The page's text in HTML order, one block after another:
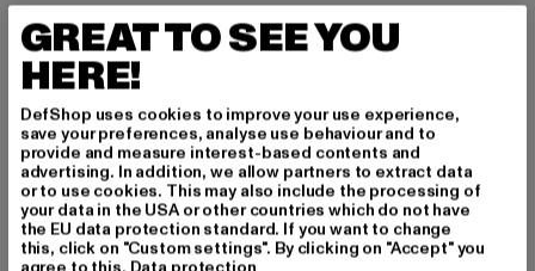
DefundAlife & Kickinbieten hochwertige Tie Dye Hoodies zu
einem fairen Preis. Diese Modelle sind ideal für alle, die auf Stil
und Komfort setzen, ohne das Budget zu belasten.
Styling-Tipps für Tie Dye Hoodies
Lässig mit Jeans und Sneakers
Für einen entspannten Look kombinierst du deinen Tie Dye
Hoodie am besten mit Jeans und Sneakers. Dieser Style ist
bequem und passt perfekt für den Alltag oder den
GREAT TO SEE YOU
HERE!
DefShop uses cookies to improve your use experience,
save your preferences, analyse use behaviour and to
provide and measure interest-based contents and
advertising. In addition, we allow partners to extract data
or to use cookies. This may also include the processing of
your data in the USA or other countries which do not have
the EU data protection standard. If you want to change
this, click on "Custom settings". By clicking on "Accept" you